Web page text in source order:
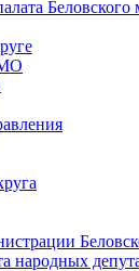
МО
народных